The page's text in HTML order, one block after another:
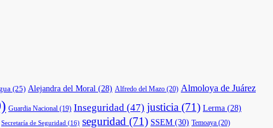
(25) Alejandra del Moral (28) Alfredo del Mazo (20) Almoloya de Juárez
Guardia Nacional (19) Inseguridad (47) justicia (71) Lerma (28)
Secretaría de Seguridad (16) seguridad (71) SSEM (30) Temoaya (20)